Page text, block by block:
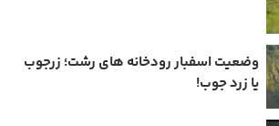
وضعیت اسفبار رودخانه های رشت؛ زرجوب
یا زرد جوب!